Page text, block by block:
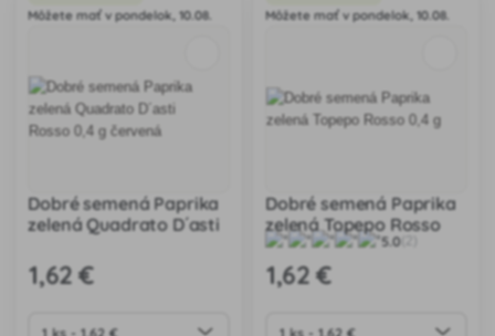
do šalátov či na grilovanie. jedlá.
Môžete mať v pondelok, 10.08.
Dobré semená Paprika
zelená Quadrato D´asti
1,62 €
Môžete mať v pondelok, 10.08.
Dobré semená Paprika
zelená Topepo Rosso
0,4 g
5.0(2)
1,62 €